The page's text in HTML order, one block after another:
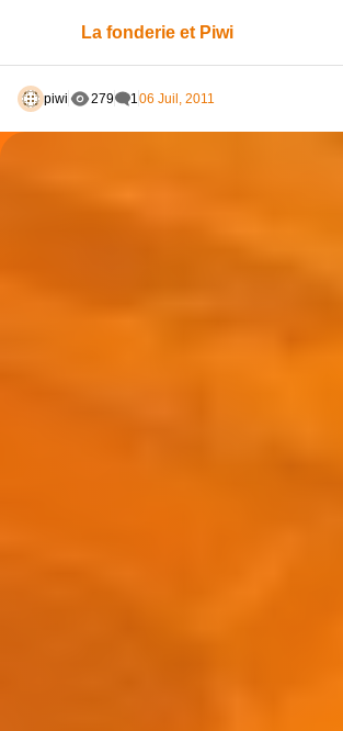
La fonderie et Piwi
piwi 279 1 06 Juil, 2011